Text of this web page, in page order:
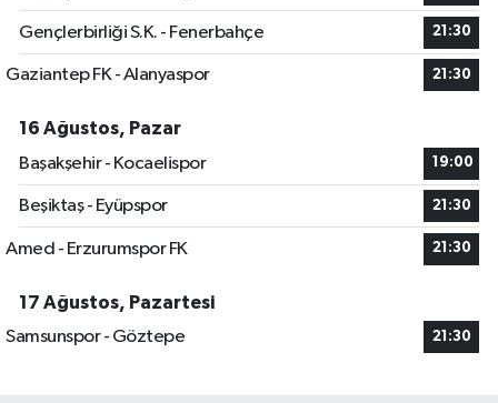
Gençlerbirliği S.K. - Fenerbahçe 21:30
Gaziantep FK - Alanyaspor 21:30
16 Ağustos, Pazar
Başakşehir - Kocaelispor
19:00
Beşiktaş - Eyüpspor 21:30
Amed - Erzurumspor FK 21:30
17 Ağustos, Pazartesi
Samsunspor - Göztepe
21:30